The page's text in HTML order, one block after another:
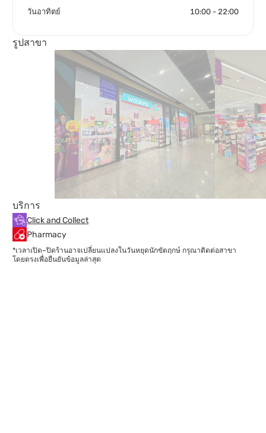
วันอาทิตย์ 10:00 - 22:00
รูปสาขา
บริการ
Click and Collect
Pharmacy
*เวลาเปิด–ปิดร้านอาจเปลี่ยนแปลงในวันหยุดนักขัตฤกษ์ กรุณาติดต่อสาขา
โดยตรงเพื่อยืนยันข้อมูลล่าสุด